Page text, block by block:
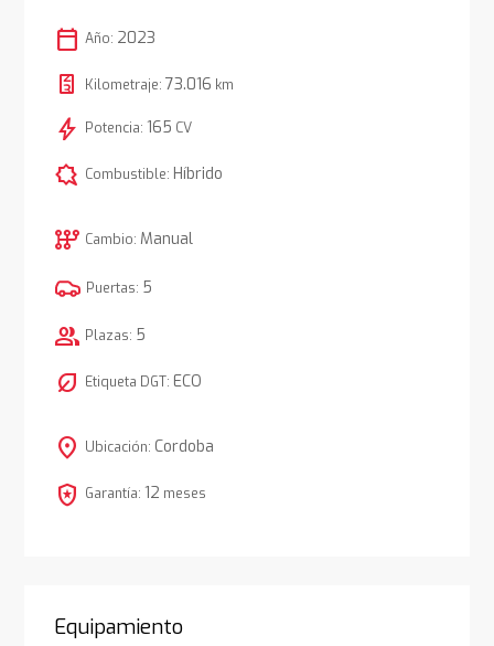
calendar_today Año: 2023
Kilometraje: 73.016 km
bolt Potencia: 165 CV
comic_bubble Combustible: Híbrido
auto_transmission Cambio: Manual
Puertas: 5
group Plazas: 5
nest_eco_leaf Etiqueta DGT: ECO
location_on Ubicación: Cordoba
local_police Garantía: 12 meses
Equipamiento